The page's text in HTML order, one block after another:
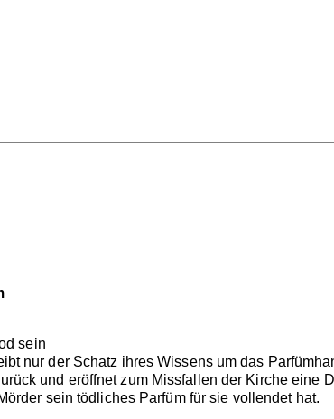
sein
nur der Schatz ihres Wissens um das
und eröffnet zum Missfallen der Kirche eine
sein tödliches Parfüm für sie vollendet hat.